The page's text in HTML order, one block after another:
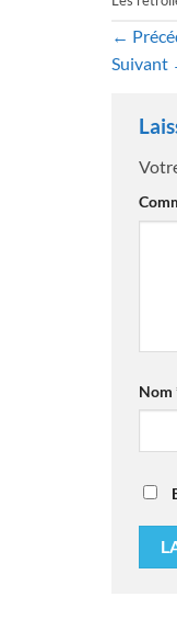
←
Suivant
Nom